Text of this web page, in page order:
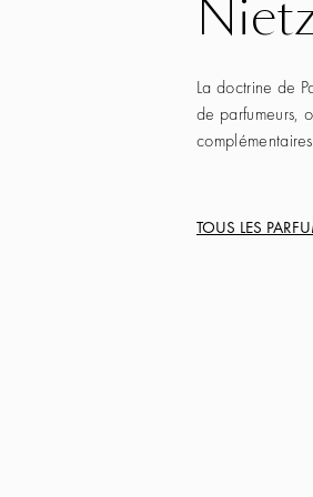
La doctrine de
de parfumeurs,
TOUS LES